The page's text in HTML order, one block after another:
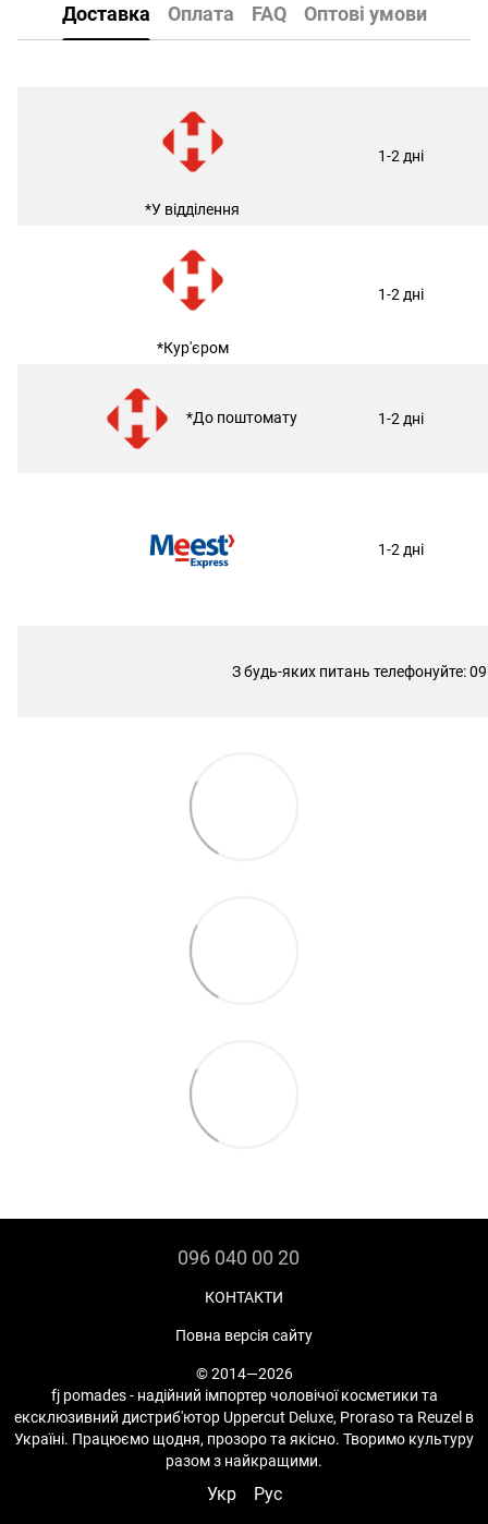
Доставка Оплата FAQ Оптові умови
*У відділення
1-2 дні
*Кур'єром
1-2 дні
*До поштомату 1-2 дні
1-2 дні
З будь-яких питань телефонуйте:
096 040 00 20
КОНТАКТИ
Повна версія сайту
© 2014—2026
fj pomades - надійний імпортер чоловічої косметики та
ексклюзивний дистриб'ютор Uppercut Deluxe, Proraso та Reuzel в
Україні. Працюємо щодня, прозоро та якісно. Творимо культуру
разом з найкращими.
Укр Рус